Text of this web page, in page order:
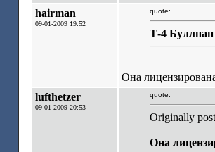
hairman
09-01-2009 19:52
quote:
Т-4 Буллпап
Она
lufthetzer
09-01-2009 20:53
quote:
Originally
Она